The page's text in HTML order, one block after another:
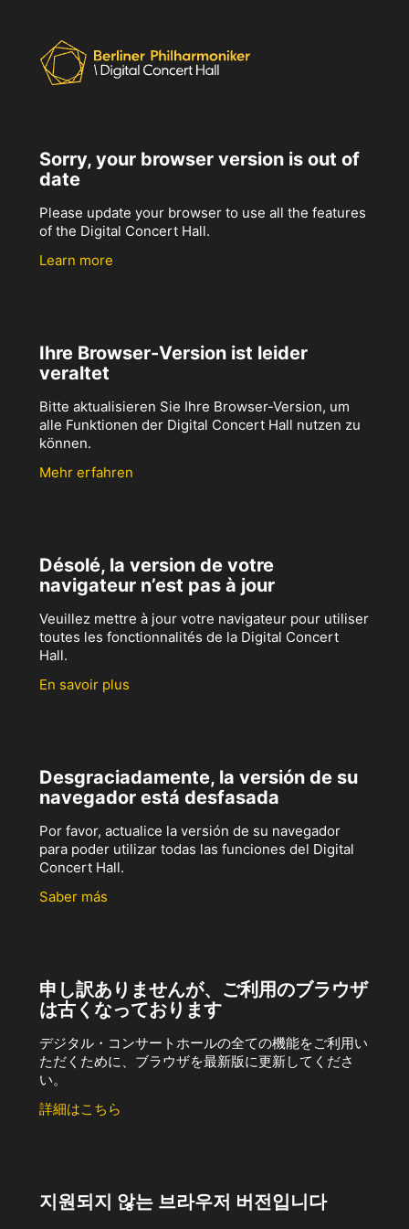
Sorry, your browser version is out of
date
Please update your browser to use all the features
of the Digital Concert Hall.
Learn more
Ihre Browser-Version ist leider
veraltet
Bitte aktualisieren Sie Ihre Browser-Version, um
alle Funktionen der Digital Concert Hall nutzen zu
können.
Mehr erfahren
Désolé, la version de votre
navigateur n’est pas à jour
Veuillez mettre à jour votre navigateur pour utiliser
toutes les fonctionnalités de la Digital Concert
Hall.
En savoir plus
Desgraciadamente, la versión de su
navegador está desfasada
Por favor, actualice la versión de su navegador
para poder utilizar todas las funciones del Digital
Concert Hall.
Saber más
申し訳ありませんが、ご利用のブラウザ
は古くなっております
デジタル・コンサートホールの全ての機能をご利用い
ただくために、ブラウザを最新版に更新してくださ
い。
詳細はこちら
지원되지 않는 브라우저 버전입니다